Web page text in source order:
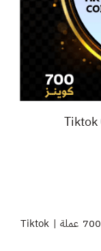
طريقة تنفيذ طلبك | شحن عملات تيك توك | 700 عملة | Tiktok